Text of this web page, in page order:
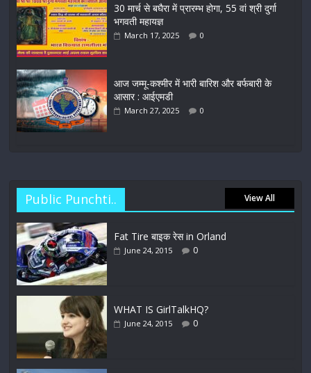
30 मार्च से बघैरा में प्रारम्भ होगा, 55 वां श्री दुर्गा
भगवती महायज्ञ
March 17, 2025 0
आज जम्मू-कश्मीर में भारी बारिश और बर्फबारी के
आसार : आईएमडी
March 27, 2025 0
Public Punchti.. View All
Fat Tire बाइक रेस in Orland
June 24, 2015 0
WHAT IS GirlTalkHQ?
June 24, 2015 0